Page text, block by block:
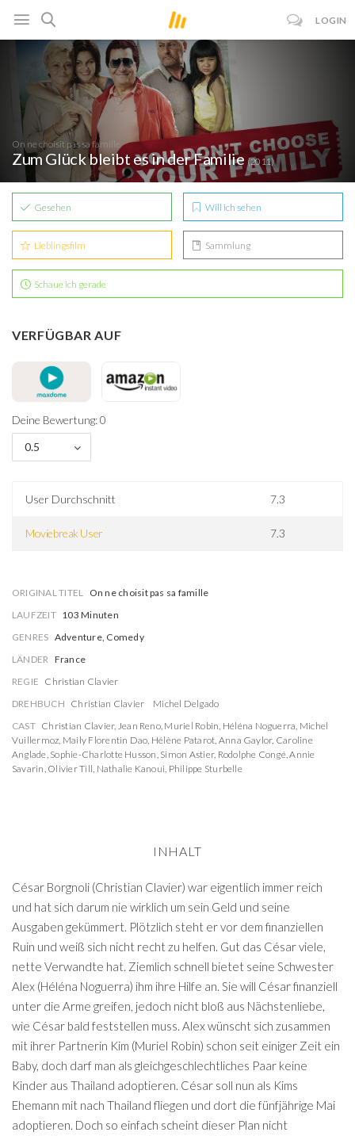
LOGIN
On ne choisit pas sa famille
Zum Glück bleibt es in der Familie (2011)
Gesehen Will ich sehen
Lieblingsfilm Sammlung
Schaue ich gerade
VERFÜGBAR AUF
Deine Bewertung: 0
0.5
User Durchschnitt 7.3
Moviebreak User 7.3
ORIGINAL TITEL On ne choisit pas sa famille
LAUFZEIT 103 Minuten
GENRES Adventure, Comedy
LÄNDER France
REGIE Christian Clavier
DREHBUCH Christian Clavier
Michel Delgado
CAST Christian Clavier, Jean Reno, Muriel Robin, Héléna Noguerra, Michel
Vuillermoz, Maily Florentin Dao, Hélène Patarot, Anna Gaylor, Caroline
Anglade, Sophie-Charlotte Husson, Simon Astier, Rodolphe Congé,Annie
Savarin, Olivier Till, Nathalie Kanoui, Philippe Sturbelle
INHALT
César Borgnoli (Christian Clavier) war eigentlich immer reich
und hat sich darum nie wirklich um sein Geld und seine
Ausgaben gekümmert. Plötzlich steht er vor dem finanziellen
Ruin und weiß sich nicht recht zu helfen. Gut das César viele,
nette Verwandte hat. Ziemlich schnell bietet seine Schwester
Alex (Héléna Noguerra) ihm ihre Hilfe an. Sie will César finanziell
unter die Arme greifen, jedoch nicht bloß aus Nächstenliebe,
wie César bald feststellen muss. Alex wünscht sich zusammen
mit ihrer Partnerin Kim (Muriel Robin) schon seit einiger Zeit ein
Baby, doch darf man als gleichgeschlechtliches Paar keine
Kinder aus Thailand adoptieren. César soll nun als Kims
Ehemann mit nach Thailand fliegen und dort die fünfjährige Mai
adoptieren. Doch so einfach scheint dieser Plan nicht